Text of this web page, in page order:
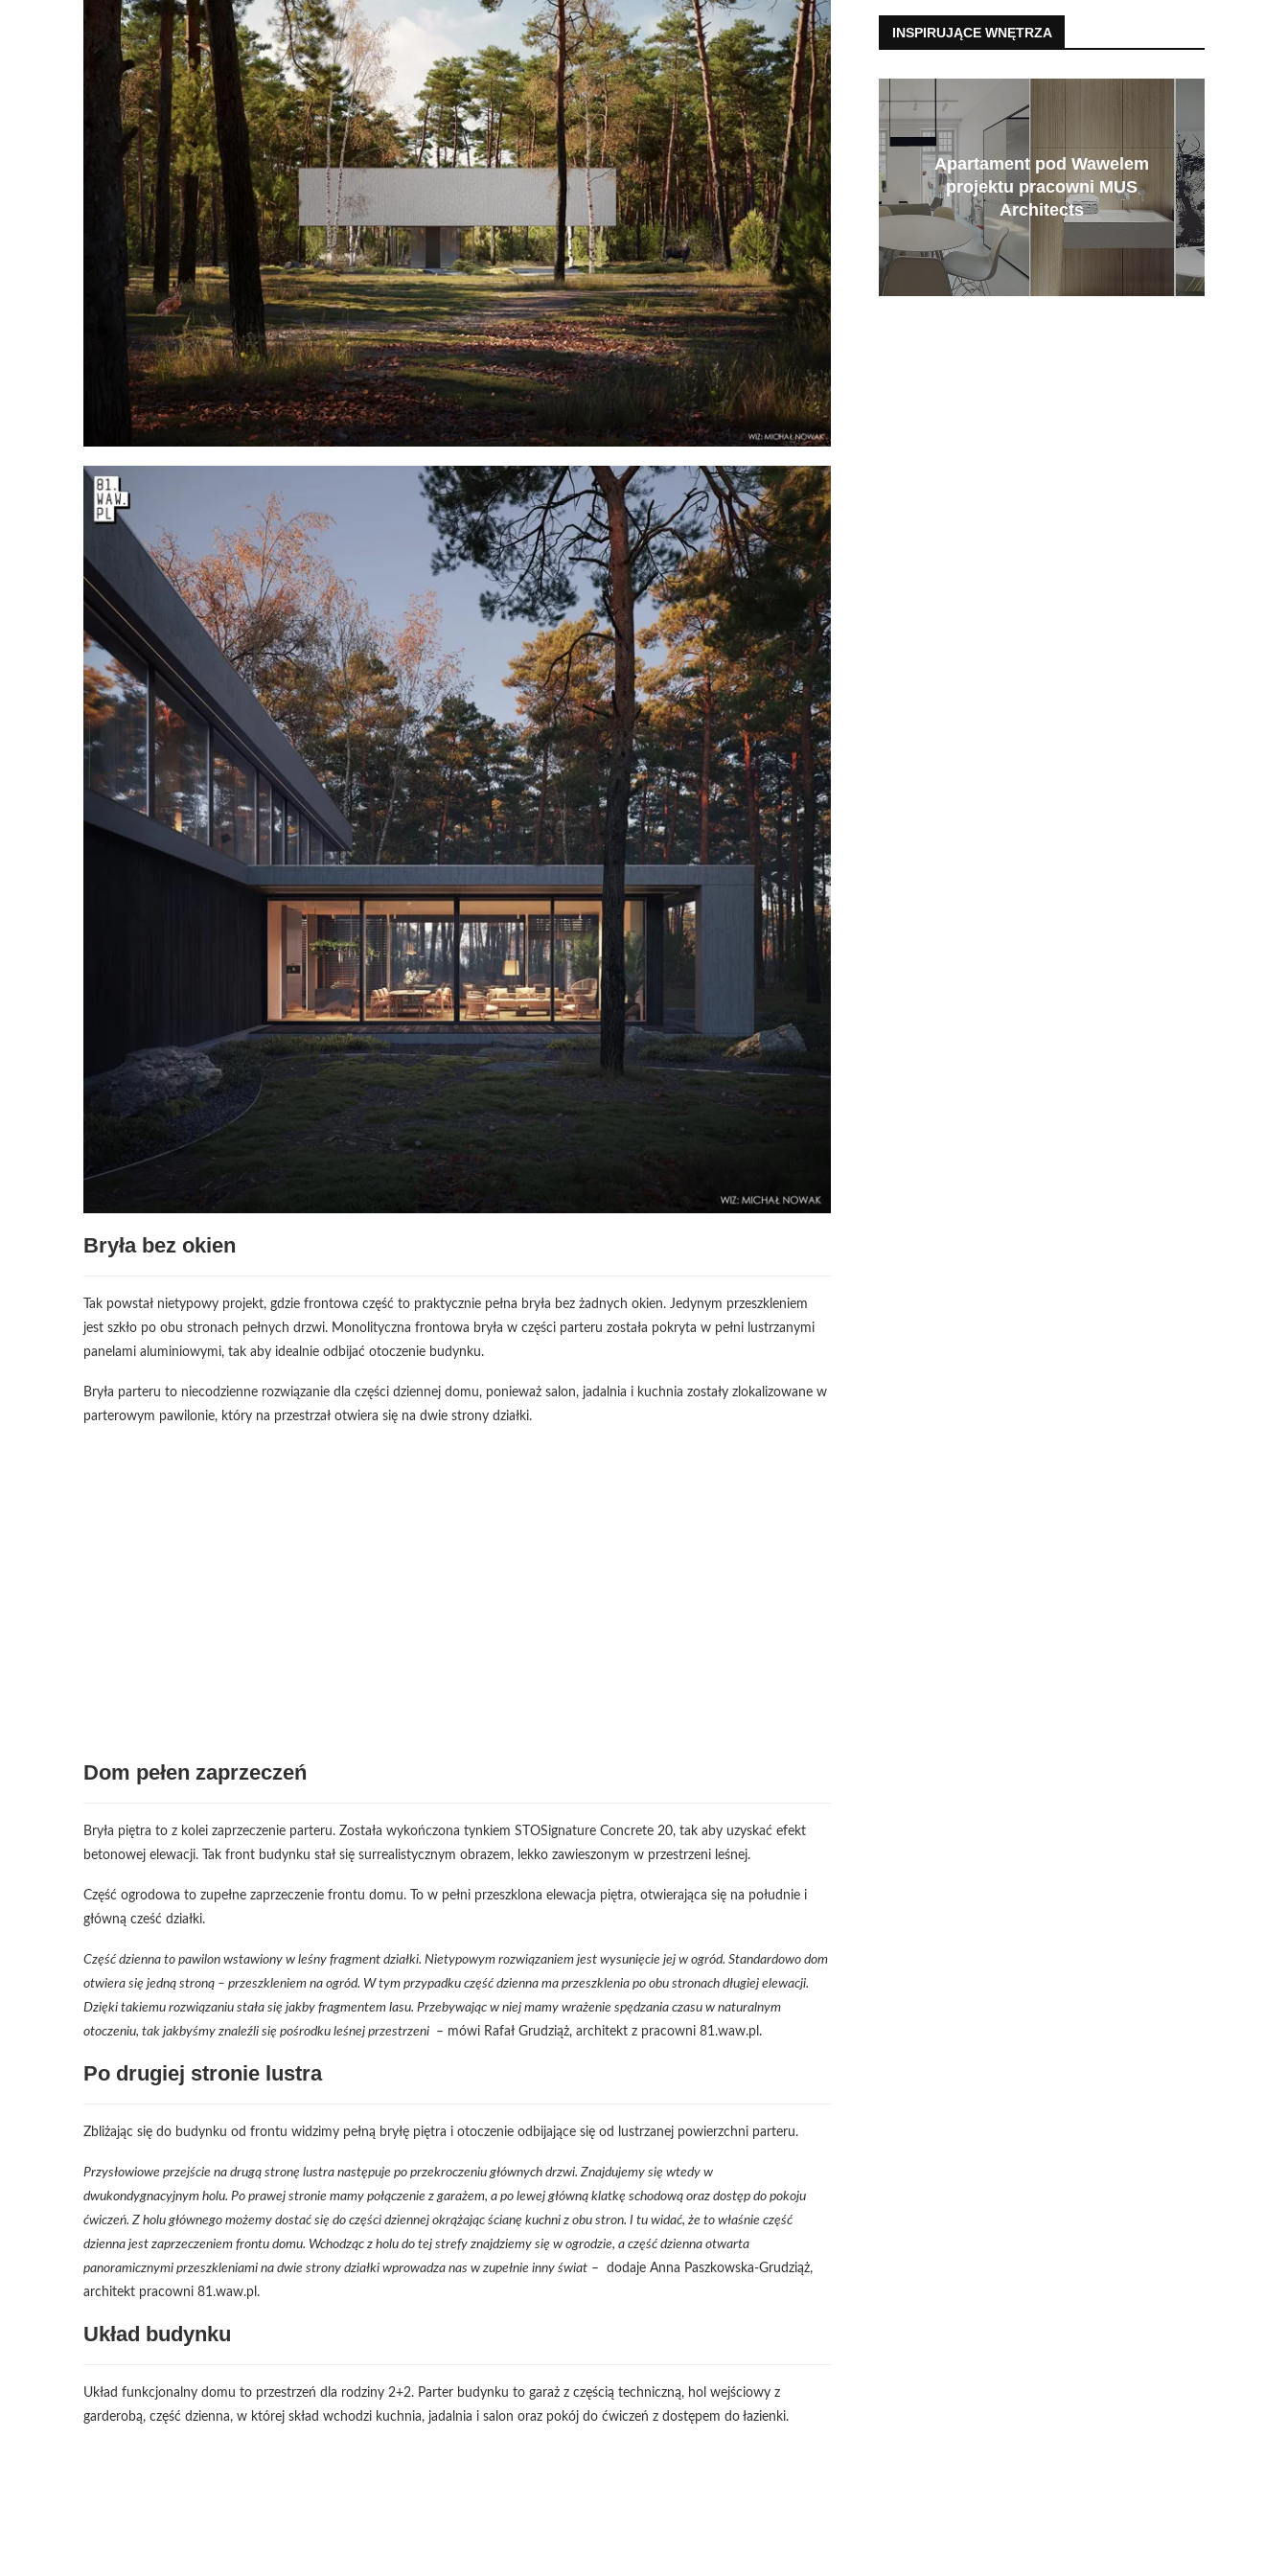
Bryła bez okien
Tak powstał nietypowy projekt, gdzie frontowa część to praktycznie pełna bryła bez żadnych okien. Jedynym przeszkleniem
jest szkło po obu stronach pełnych drzwi. Monolityczna frontowa bryła w części parteru została pokryta w pełni lustrzanymi
panelami aluminiowymi, tak aby idealnie odbijać otoczenie budynku.
Bryła parteru to niecodzienne rozwiązanie dla części dziennej domu, ponieważ salon, jadalnia i kuchnia zostały zlokalizowane w
parterowym pawilonie, który na przestrzał otwiera się na dwie strony działki.
Dom pełen zaprzeczeń
Bryła piętra to z kolei zaprzeczenie parteru. Została wykończona tynkiem STOSignature Concrete 20, tak aby uzyskać efekt
betonowej elewacji. Tak front budynku stał się surrealistycznym obrazem, lekko zawieszonym w przestrzeni leśnej.
Część ogrodowa to zupełne zaprzeczenie frontu domu. To w pełni przeszklona elewacja piętra, otwierająca się na południe i
główną cześć działki.
Część dzienna to pawilon wstawiony w leśny fragment działki. Nietypowym rozwiązaniem jest wysunięcie jej w ogród. Standardowo dom
otwiera się jedną stroną – przeszkleniem na ogród. W tym przypadku część dzienna ma przeszklenia po obu stronach długiej elewacji.
Dzięki takiemu rozwiązaniu stała się jakby fragmentem lasu. Przebywając w niej mamy wrażenie spędzania czasu w naturalnym
otoczeniu, tak jakbyśmy znaleźli się pośrodku leśnej przestrzeni – mówi Rafał Grudziąż, architekt z pracowni 81.waw.pl.
Po drugiej stronie lustra
Zbliżając się do budynku od frontu widzimy pełną bryłę piętra i otoczenie odbijające się od lustrzanej powierzchni parteru.
Przysłowiowe przejście na drugą stronę lustra następuje po przekroczeniu głównych drzwi. Znajdujemy się wtedy w
dwukondygnacyjnym holu. Po prawej stronie mamy połączenie z garażem, a po lewej główną klatkę schodową oraz dostęp do pokoju
ćwiczeń. Z holu głównego możemy dostać się do części dziennej okrążając ścianę kuchni z obu stron. I tu widać, że to właśnie część
dzienna jest zaprzeczeniem frontu domu. Wchodząc z holu do tej strefy znajdziemy się w ogrodzie, a część dzienna otwarta
panoramicznymi przeszkleniami na dwie strony działki wprowadza nas w zupełnie inny świat – dodaje Anna Paszkowska-Grudziąż,
architekt pracowni 81.waw.pl.
Układ budynku
Układ funkcjonalny domu to przestrzeń dla rodziny 2+2. Parter budynku to garaż z częścią techniczną, hol wejściowy z
garderobą, część dzienna, w której skład wchodzi kuchnia, jadalnia i salon oraz pokój do ćwiczeń z dostępem do łazienki.
INSPIRUJĄCE WNĘTRZA
Oryginalne wnętrza pełne
wyrazistych akcentów
Apartament pod Wawelem
projektu pracowni MUS
Architects